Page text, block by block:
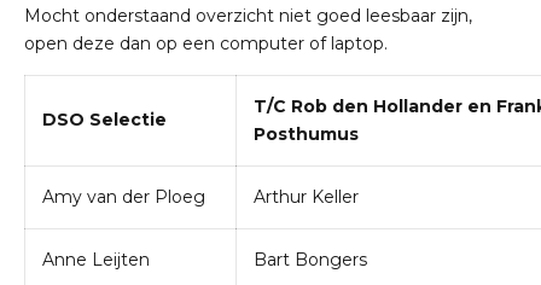
Mocht onderstaand overzicht niet goed leesbaar zijn,
open deze dan op een computer of laptop.
DSO Selectie
T/C Rob den Hollander en
Posthumus
Amy van der Ploeg Arthur Keller
Anne Leijten Bart Bongers